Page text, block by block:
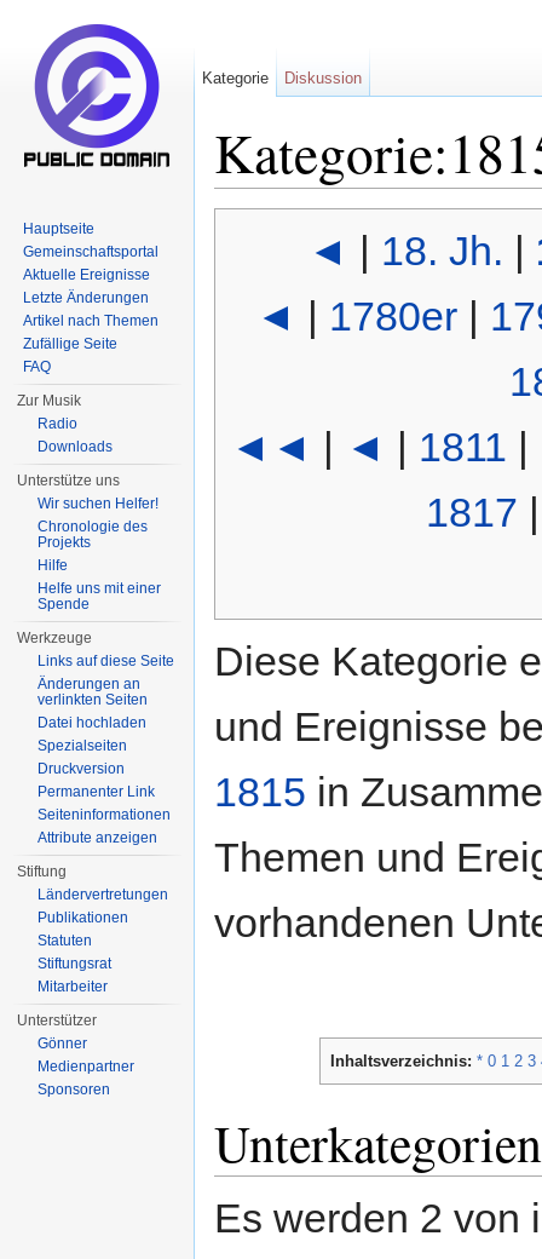
◄ 18. Jh.
◄
1780er
◄◄
◄ 1811
1817
Diese Kategorie
und Ereignisse
1815 in
Themen und
vorhandenen
Inhaltsverzeichnis: * 0 1 2 3
Unterkategorien
Es werden 2 von
Kategorie Diskussion
Hauptseite
Gemeinschaftsportal
Aktuelle Ereignisse
Letzte Änderungen
Artikel nach Themen
Zufällige Seite
FAQ
Zur Musik
Radio
Downloads
Unterstütze uns
Wir suchen Helfer!
Chronologie des
Projekts
Hilfe
Helfe uns mit einer
Spende
Werkzeuge
Links auf diese Seite
Änderungen an
verlinkten Seiten
Datei hochladen
Spezialseiten
Druckversion
Permanenter Link
Seiten­informationen
Attribute anzeigen
Stiftung
Ländervertretungen
Publikationen
Statuten
Stiftungsrat
Mitarbeiter
Unterstützer
Gönner
Medienpartner
Sponsoren